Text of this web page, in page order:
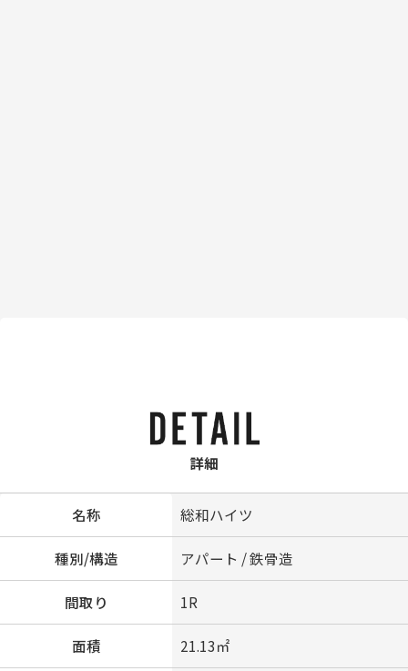
詳細
名称 総和ハイツ
種別/構造 アパート / 鉄骨造
間取り 1R
面積 21.13㎡